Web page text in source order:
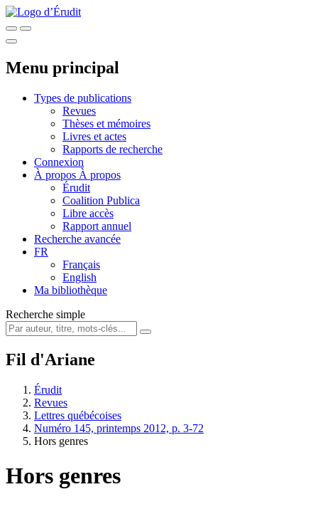
Menu principal
Types de publications
Revues
Thèses et mémoires
Livres et actes
Rapports de recherche
Connexion
À propos À propos
Érudit
Coalition Publica
Libre accès
Rapport annuel
Recherche avancée
FR
Français
English
Ma bibliothèque
Recherche simple
Fil d'Ariane
Érudit
Revues
Lettres québécoises
Numéro 145, printemps 2012, p. 3-72
Hors genres
Hors genres